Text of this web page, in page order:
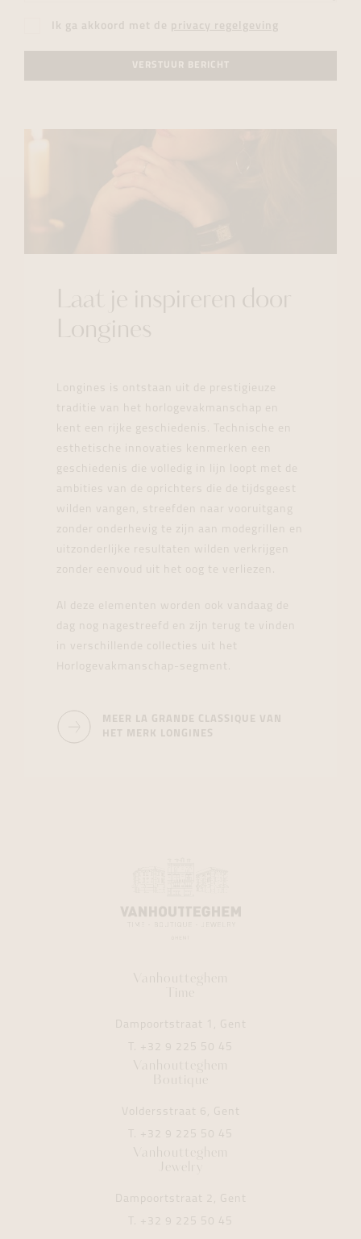
Ik ga akkoord met de privacy regelgeving
VERSTUUR BERICHT
Laat je inspireren door
Longines
Longines is ontstaan uit de prestigieuze
traditie van het horlogevakmanschap en
kent een rijke geschiedenis. Technische en
esthetische innovaties kenmerken een
geschiedenis die volledig in lijn loopt met de
ambities van de oprichters die de tijdsgeest
wilden vangen, streefden naar vooruitgang
zonder onderhevig te zijn aan modegrillen en
uitzonderlijke resultaten wilden verkrijgen
zonder eenvoud uit het oog te verliezen.
Al deze elementen worden ook vandaag de
dag nog nagestreefd en zijn terug te vinden
in verschillende collecties uit het
Horlogevakmanschap-segment.
MEER LA GRANDE CLASSIQUE VAN
HET MERK LONGINES
Vanhoutteghem
Time
Dampoortstraat 1, Gent
T. +32 9 225 50 45
Vanhoutteghem
Boutique
Voldersstraat 6, Gent
T. +32 9 225 50 45
Vanhoutteghem
Jewelry
Dampoortstraat 2, Gent
T. +32 9 225 50 45